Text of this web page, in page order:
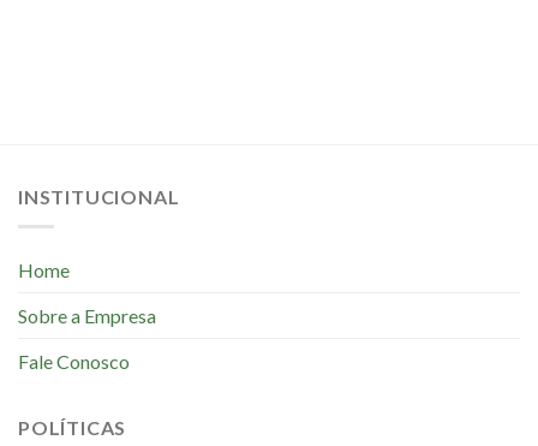
INSTITUCIONAL
Home
Sobre a Empresa
Fale Conosco
POLÍTICAS